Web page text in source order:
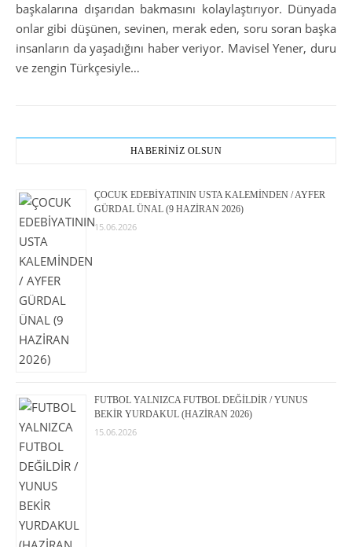
başkalarına dışarıdan bakmasını kolaylaştırıyor. Dünyada
onlar gibi düşünen, sevinen, merak eden, soru soran başka
insanların da yaşadığını haber veriyor. Mavisel Yener, duru
ve zengin Türkçesiyle…
HABERİNİZ OLSUN
ÇOCUK EDEBİYATININ USTA KALEMİNDEN / AYFER
GÜRDAL ÜNAL (9 HAZİRAN 2026)
15.06.2026
FUTBOL YALNIZCA FUTBOL DEĞİLDİR / YUNUS
BEKİR YURDAKUL (HAZİRAN 2026)
15.06.2026